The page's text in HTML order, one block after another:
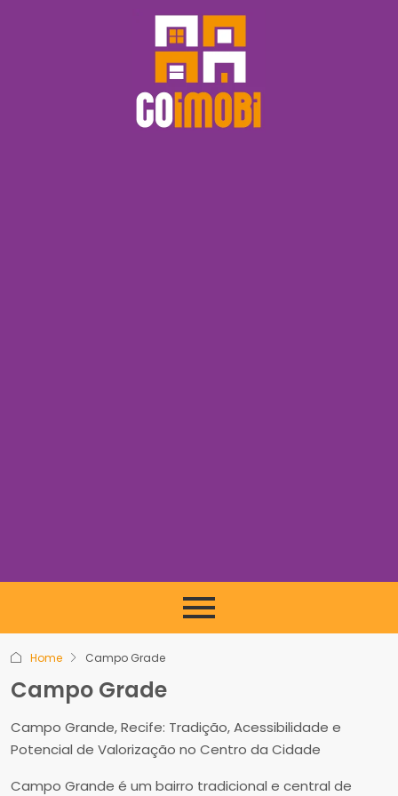
Home Campo Grade
Campo Grade
Campo Grande, Recife: Tradição, Acessibilidade e
Potencial de Valorização no Centro da Cidade
Campo Grande é um bairro tradicional e central de